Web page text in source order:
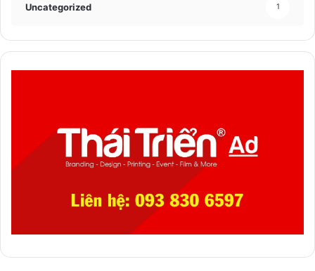
Uncategorized 1